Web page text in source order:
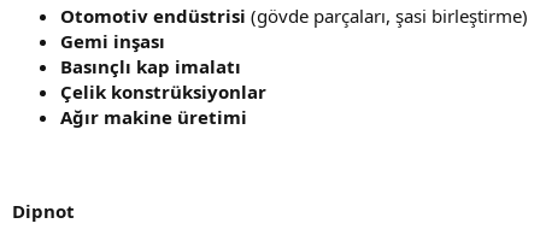
Otomotiv endüstrisi (gövde parçaları, şasi birleştirme)
Gemi inşası
Basınçlı kap imalatı
Çelik konstrüksiyonlar
Ağır makine üretimi
Dipnot